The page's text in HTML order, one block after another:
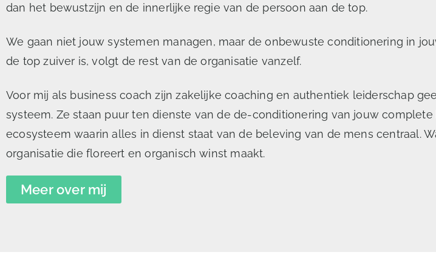
dan het bewustzijn en de innerlijke regie van de persoon aan de top.
We gaan niet jouw systemen managen, maar de onbewuste conditionering in
de top zuiver is, volgt de rest van de organisatie vanzelf.
Voor mij als business coach zijn zakelijke coaching en authentiek leiderschap
systeem. Ze staan puur ten dienste van de de-conditionering van jouw
ecosysteem waarin alles in dienst staat van de beleving van de mens centraal.
organisatie die floreert en organisch winst maakt.
Meer over mij